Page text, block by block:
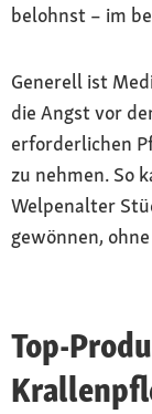
belohnst – im
Generell ist
die Angst vor
erforderlichen
zu nehmen. So
Welpenalter
gewönnen,
Top-